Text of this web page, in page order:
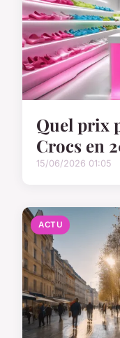
Quel prix
Crocs en
15/06/2026 01:05
ACTU